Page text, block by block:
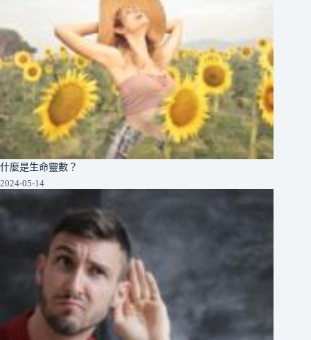
什麼是生命靈數？
2024-05-14